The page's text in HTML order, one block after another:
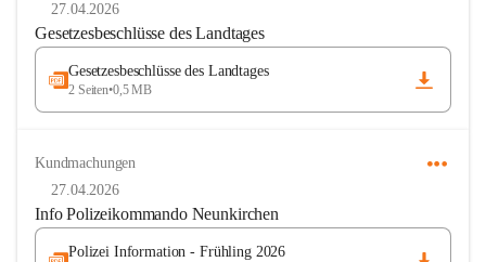
27.04.2026
Gesetzesbeschlüsse des Landtages
Gesetzesbeschlüsse des Landtages
2 Seiten•0,5 MB
Kundmachungen
27.04.2026
Info Polizeikommando Neunkirchen
Polizei Information - Frühling 2026